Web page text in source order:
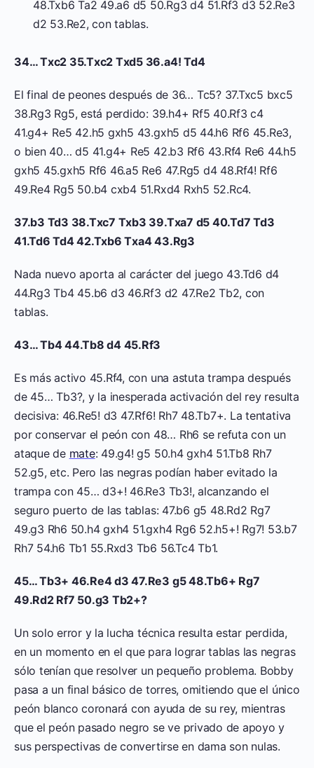
48.Txb6 Ta2 49.a6 d5 50.Rg3 d4 51.Rf3 d3 52.Re3
d2 53.Re2, con tablas.
34… Txc2 35.Txc2 Txd5 36.a4! Td4
El final de peones después de 36… Tc5? 37.Txc5 bxc5
38.Rg3 Rg5, está perdido: 39.h4+ Rf5 40.Rf3 c4
41.g4+ Re5 42.h5 gxh5 43.gxh5 d5 44.h6 Rf6 45.Re3,
o bien 40… d5 41.g4+ Re5 42.b3 Rf6 43.Rf4 Re6 44.h5
gxh5 45.gxh5 Rf6 46.a5 Re6 47.Rg5 d4 48.Rf4! Rf6
49.Re4 Rg5 50.b4 cxb4 51.Rxd4 Rxh5 52.Rc4.
37.b3 Td3 38.Txc7 Txb3 39.Txa7 d5 40.Td7 Td3
41.Td6 Td4 42.Txb6 Txa4 43.Rg3
Nada nuevo aporta al carácter del juego 43.Td6 d4
44.Rg3 Tb4 45.b6 d3 46.Rf3 d2 47.Re2 Tb2, con
tablas.
43… Tb4 44.Tb8 d4 45.Rf3
Es más activo 45.Rf4, con una astuta trampa después
de 45… Tb3?, y la inesperada activación del rey resulta
decisiva: 46.Re5! d3 47.Rf6! Rh7 48.Tb7+. La tentativa
por conservar el peón con 48… Rh6 se refuta con un
ataque de mate: 49.g4! g5 50.h4 gxh4 51.Tb8 Rh7
52.g5, etc. Pero las negras podían haber evitado la
trampa con 45… d3+! 46.Re3 Tb3!, alcanzando el
seguro puerto de las tablas: 47.b6 g5 48.Rd2 Rg7
49.g3 Rh6 50.h4 gxh4 51.gxh4 Rg6 52.h5+! Rg7! 53.b7
Rh7 54.h6 Tb1 55.Rxd3 Tb6 56.Tc4 Tb1.
45… Tb3+ 46.Re4 d3 47.Re3 g5 48.Tb6+ Rg7
49.Rd2 Rf7 50.g3 Tb2+?
Un solo error y la lucha técnica resulta estar perdida,
en un momento en el que para lograr tablas las negras
sólo tenían que resolver un pequeño problema. Bobby
pasa a un final básico de torres, omitiendo que el único
peón blanco coronará con ayuda de su rey, mientras
que el peón pasado negro se ve privado de apoyo y
sus perspectivas de convertirse en dama son nulas.